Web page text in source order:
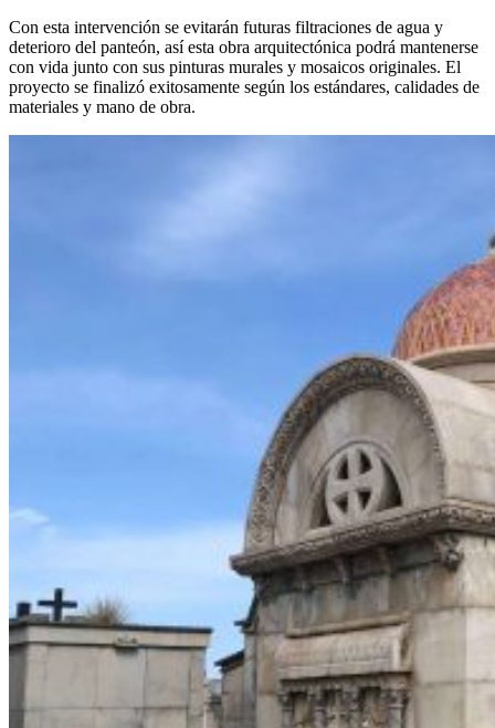
Con esta intervención se evitarán futuras filtraciones de agua y
deterioro del panteón, así esta obra arquitectónica podrá mantenerse
con vida junto con sus pinturas murales y mosaicos originales. El
proyecto se finalizó exitosamente según los estándares, calidades de
materiales y mano de obra.